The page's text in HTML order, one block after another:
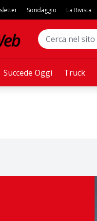
Succede Oggi Truck
Sondaggio La Rivista